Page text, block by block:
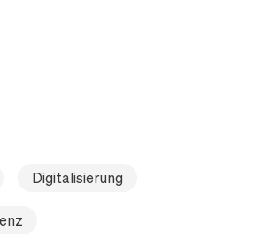
Digitalisierung